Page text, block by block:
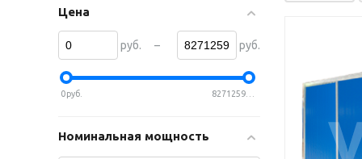
Цена
руб. – руб.
0руб. 82712590
Номинальная мощность